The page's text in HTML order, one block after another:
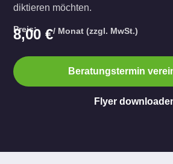
diktieren möchten.
Preis:
8,00 €/ Monat (zzgl. MwSt.)
Beratungstermin
Flyer